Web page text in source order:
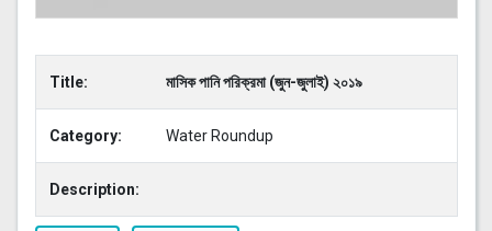
Title: মাসিক পানি পরিক্রমা (জুন-জুলাই) ২০১৯
Category: Water Roundup
Description: